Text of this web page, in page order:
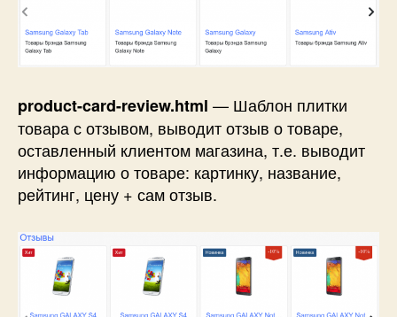
product-card-review.html — Шаблон плитки
товара с отзывом, выводит отзыв о товаре,
оставленный клиентом магазина, т.е. выводит
информацию о товаре: картинку, название,
рейтинг, цену + сам отзыв.